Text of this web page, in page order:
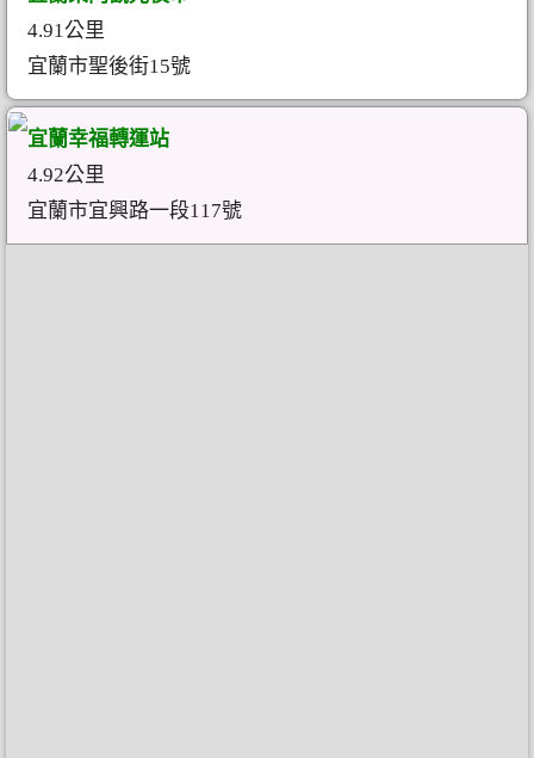
4.91公里
宜蘭市聖後街15號
宜蘭幸福轉運站
4.92公里
宜蘭市宜興路一段117號